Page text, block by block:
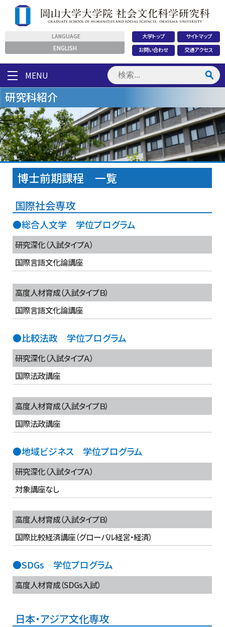
LANGUAGE
ENGLISH
大学トップ
サイトマップ
お問い合わせ
交通アクセス
MENU
研究科紹介
博士前期課程 一覧
国際社会専攻
●総合人文学 学位プログラム
研究深化（入試タイプＡ）
国際言語文化論講座
高度人材育成（入試タイプＢ）
国際言語文化論講座
●比較法政 学位プログラム
研究深化（入試タイプＡ）
国際法政講座
高度人材育成（入試タイプＢ）
国際法政講座
●地域ビジネス 学位プログラム
研究深化（入試タイプＡ）
対象講座なし
高度人材育成（入試タイプＢ）
国際比較経済講座（グローバル経営・経済）
●SDGs 学位プログラム
高度人材育成（SDGs入試）
日本・アジア文化専攻